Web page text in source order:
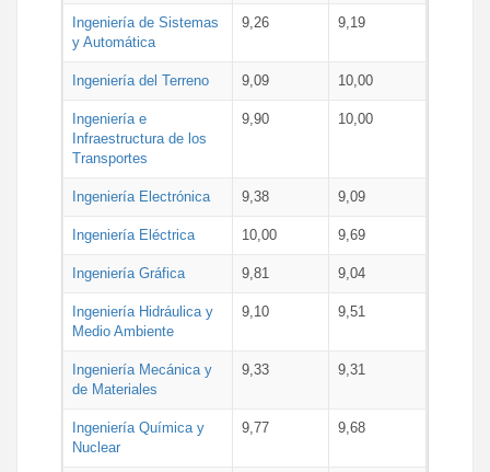
Ingeniería de Sistemas
y Automática
9,26 9,19
Ingeniería del Terreno 9,09 10,00
Ingeniería e
Infraestructura de los
Transportes
9,90 10,00
Ingeniería Electrónica 9,38 9,09
Ingeniería Eléctrica 10,00 9,69
Ingeniería Gráfica 9,81 9,04
Ingeniería Hidráulica y
Medio Ambiente
9,10 9,51
Ingeniería Mecánica y
de Materiales
9,33 9,31
Ingeniería Química y
Nuclear
9,77 9,68